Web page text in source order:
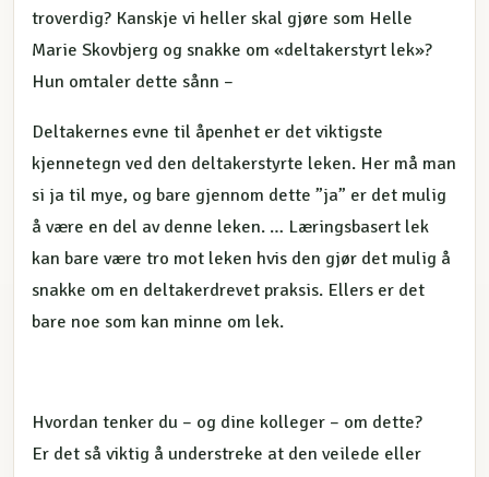
troverdig? Kanskje vi heller skal gjøre som Helle
Marie Skovbjerg og snakke om «deltakerstyrt lek»?
Hun omtaler dette sånn –
Deltakernes evne til åpenhet er det viktigste
kjennetegn ved den deltakerstyrte leken. Her må man
si ja til mye, og bare gjennom dette ”ja” er det mulig
å være en del av denne leken. … Læringsbasert lek
kan bare være tro mot leken hvis den gjør det mulig å
snakke om en deltakerdrevet praksis. Ellers er det
bare noe som kan minne om lek.
Hvordan tenker du – og dine kolleger – om dette?
Er det så viktig å understreke at den veilede eller